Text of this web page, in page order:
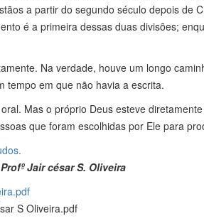
a partir do segundo século depois de
é a primeira dessas duas divisões;
Na verdade, houve um longo
tempo em que não havia a escrita.
Mas o próprio Deus esteve
que foram escolhidas por Ele para
Jair césar S. Oliveira
S Oliveira.pdf